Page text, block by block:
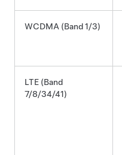
WCDMA (Band 1/3)
LTE (Band
7/8/34/41)